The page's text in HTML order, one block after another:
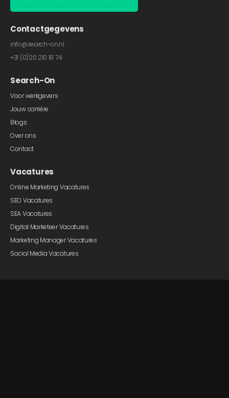
Contactgegevens
info@search-on.nl
+31 (0)20 210 18 74
Search-On
Voor werkgevers
Jouw carrière
Blogs
Over ons
Contact
Vacatures
Online Marketing Vacatures
SEO Vacatures
SEA Vacatures
Digital Marketeer Vacatures
Marketing Manager Vacatures
Social Media Vacatures